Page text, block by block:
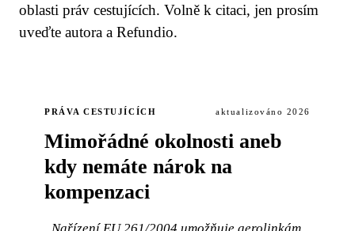
oblasti práv cestujících. Volně k citaci, jen prosím
uveďte autora a Refundio.
PRÁVA CESTUJÍCÍCH aktualizováno 2026
Mimořádné okolnosti aneb
kdy nemáte nárok na
kompenzaci
„Nařízení EU 261/2004 umožňuje aerolinkám